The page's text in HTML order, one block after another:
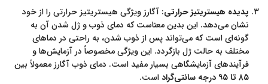
پدیده هیستریتیز حرارتی: آگارز ویژگی هیستریتیز حرارتی را از خود
نشان می‌دهد. این بدین معناست که دمای ذوب و ژل شدن آن به
گونه‌ای است که می‌تواند پس از ذوب شدن، به راحتی در دماهای
مختلف به حالت ژل بازگردد. این ویژگی مخصوصاً در آزمایش‌ها و
فرآیندهای آزمایشگاهی بسیار مفید است. دمای ذوب آگارز معمولاً بین
۸۵ تا ۹۵ درجه سانتی‌گراد
است.